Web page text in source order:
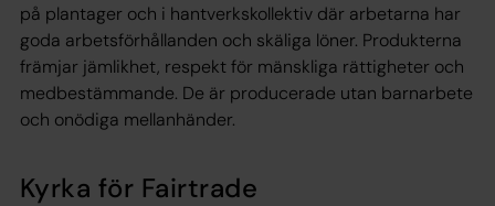
på plantager och i hantverkskollektiv där arbetarna har
goda arbetsförhållanden och skäliga löner. Produkterna
främjar jämlikhet, respekt för mänskliga rättigheter och
medbestämmande. De är producerade utan barnarbete
och onödiga mellanhänder.
Kyrka för Fairtrade